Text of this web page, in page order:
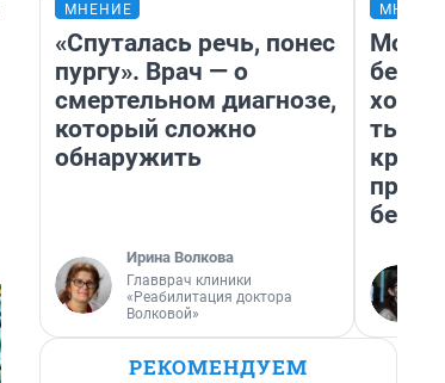
МНЕНИЕ
«Спуталась речь, понес
пургу». Врач — о
смертельном диагнозе,
который сложно
обнаружить
Ирина Волкова
Главврач клиники
«Реабилитация доктора
Волковой»
Мой
РЕКОМЕНДУЕМ